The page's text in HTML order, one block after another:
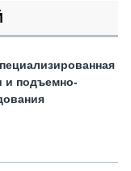
и подъемно-